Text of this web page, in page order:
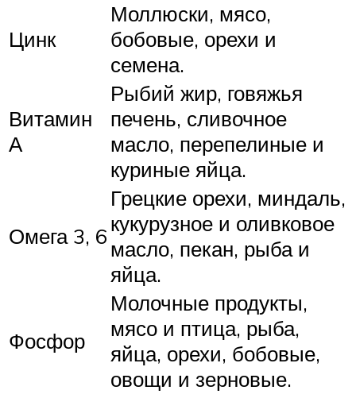
Цинк
Моллюски, мясо,
бобовые, орехи и
семена.
Витамин
А
Рыбий жир, говяжья
печень, сливочное
масло, перепелиные и
куриные яйца.
Омега 3, 6
Грецкие орехи, миндаль,
кукурузное и оливковое
масло, пекан, рыба и
яйца.
Фосфор
Молочные продукты,
мясо и птица, рыба,
яйца, орехи, бобовые,
овощи и зерновые.